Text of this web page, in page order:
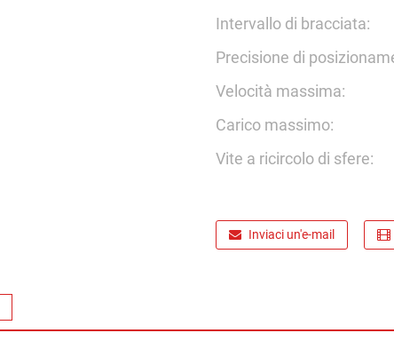
Intervallo di bracciata:
Precisione di
Velocità massima:
Carico massimo:
Vite a ricircolo di sfere:
Inviaci un'e-mail